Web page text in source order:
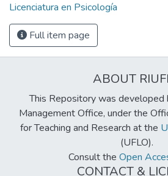
Licenciatura en Psicología
Full item page
ABOUT
This Repository was
Management Office, under the
for Teaching and Research at the
(UFLO).
Consult the Open
CONTACT &